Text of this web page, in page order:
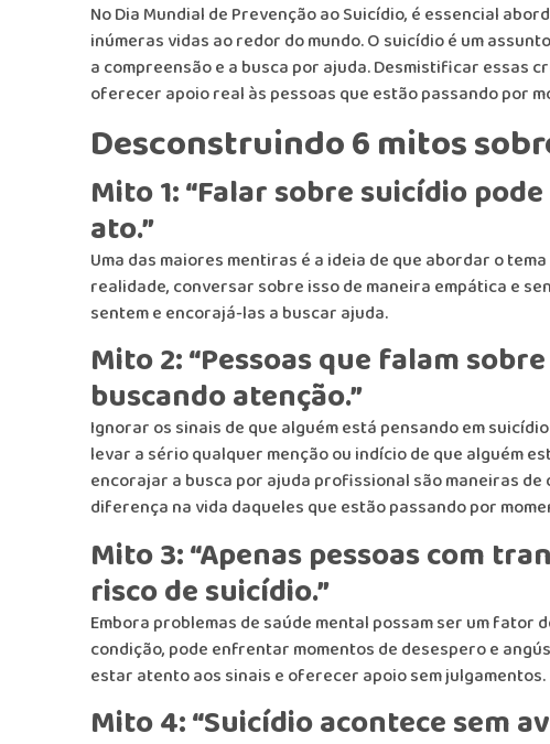
No Dia Mundial de Prevenção ao Suicídio, é essencial
inúmeras vidas ao redor do mundo. O suicídio é um
a compreensão e a busca por ajuda. Desmistificar essas
oferecer apoio real às pessoas que estão passando por
Desconstruindo 6 mitos
Mito 1: “Falar sobre suicídio
ato.”
Uma das maiores mentiras é a ideia de que abordar o
realidade, conversar sobre isso de maneira empática e
sentem e encorajá-las a buscar ajuda.
Mito 2: “Pessoas que falam
buscando atenção.”
Ignorar os sinais de que alguém está pensando em
levar a sério qualquer menção ou indício de que alguém
encorajar a busca por ajuda profissional são maneiras
diferença na vida daqueles que estão passando por
Mito 3: “Apenas pessoas com
risco de suicídio.”
Embora problemas de saúde mental possam ser um
condição, pode enfrentar momentos de desespero e
estar atento aos sinais e oferecer apoio sem julgamentos.
Mito 4: “Suicídio acontece sem